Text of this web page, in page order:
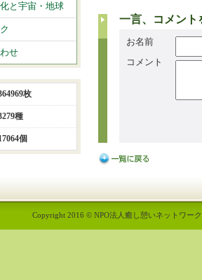
一言、コメント
お名前
コメント
と宇宙・地球
せ
枚
種
個
Copyright 2016 © NPO法人癒し憩いネットワー